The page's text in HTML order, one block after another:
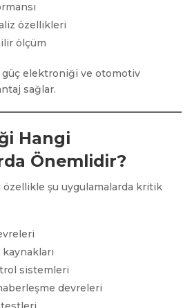
özellikleri
ölçüm
elektroniği ve otomotiv
sağlar.
Hangi
Önemlidir?
şu uygulamalarda kritik
sistemleri
devreleri